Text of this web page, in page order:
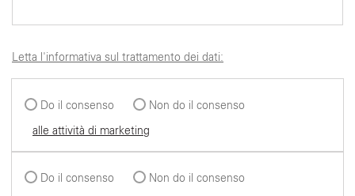
Letta l'informativa sul trattamento dei dati:
Do il consenso
Non do il consenso
alle attività di marketing
Do il consenso
Non do il consenso